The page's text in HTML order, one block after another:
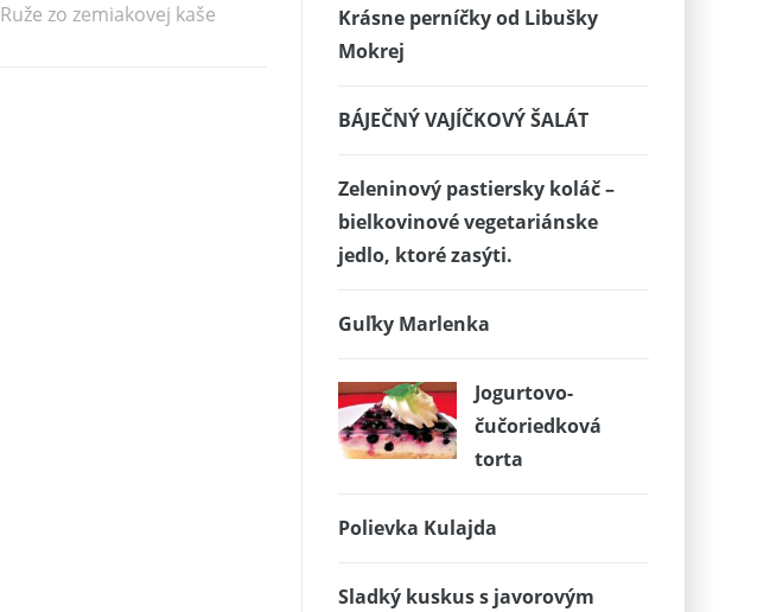
Ruže zo zemiakovej kaše
Krásne perníčky od Libušky
Mokrej
BÁJEČNÝ VAJÍČKOVÝ ŠALÁT
Zeleninový pastiersky koláč –
bielkovinové vegetariánske
jedlo, ktoré zasýti.
Guľky Marlenka
Jogurtovo-
čučoriedková
torta
Polievka Kulajda
Sladký kuskus s javorovým